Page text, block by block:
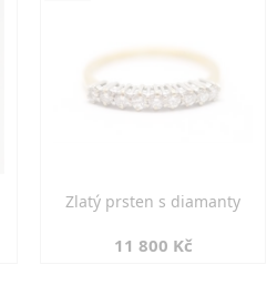
Zlatý prsten s diamanty
11 800 Kč